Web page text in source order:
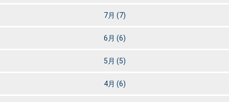
7月 (7)
6月 (6)
5月 (5)
4月 (6)